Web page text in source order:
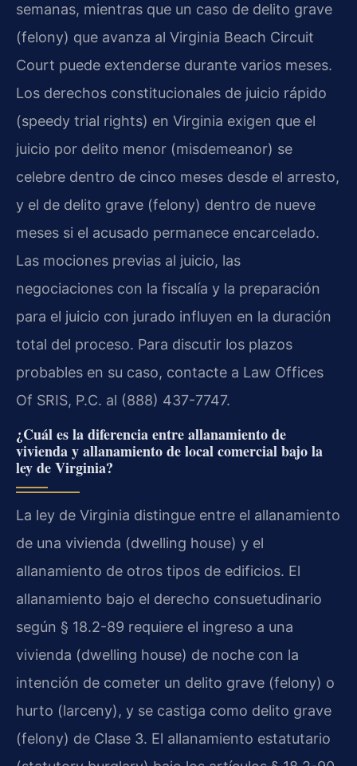
semanas, mientras que un caso de delito grave
(felony) que avanza al Virginia Beach Circuit
Court puede extenderse durante varios meses.
Los derechos constitucionales de juicio rápido
(speedy trial rights) en Virginia exigen que el
juicio por delito menor (misdemeanor) se
celebre dentro de cinco meses desde el arresto,
y el de delito grave (felony) dentro de nueve
meses si el acusado permanece encarcelado.
Las mociones previas al juicio, las
negociaciones con la fiscalía y la preparación
para el juicio con jurado influyen en la duración
total del proceso. Para discutir los plazos
probables en su caso, contacte a Law Offices
Of SRIS, P.C. al (888) 437-7747.
¿Cuál es la diferencia entre allanamiento de
vivienda y allanamiento de local comercial bajo la
ley de Virginia?
La ley de Virginia distingue entre el allanamiento
de una vivienda (dwelling house) y el
allanamiento de otros tipos de edificios. El
allanamiento bajo el derecho consuetudinario
según § 18.2-89 requiere el ingreso a una
vivienda (dwelling house) de noche con la
intención de cometer un delito grave (felony) o
hurto (larceny), y se castiga como delito grave
(felony) de Clase 3. El allanamiento estatutario